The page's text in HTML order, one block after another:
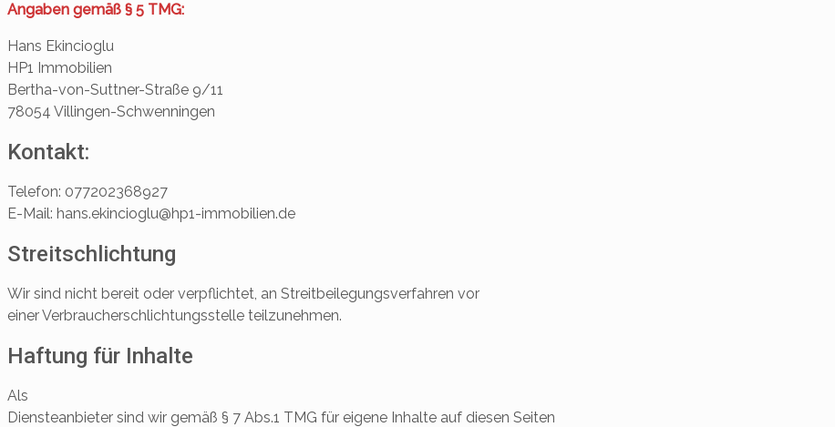
Angaben gemäß § 5 TMG:
Hans Ekincioglu
HP1 Immobilien
Bertha-von-Suttner-Straße 9/11
78054 Villingen-Schwenningen
Kontakt:
Telefon: 077202368927
E-Mail: hans.ekincioglu@hp1-immobilien.de
Streitschlichtung
Wir sind nicht bereit oder verpflichtet, an Streitbeilegungsverfahren vor
einer Verbraucherschlichtungsstelle teilzunehmen.
Haftung für Inhalte
Als
Diensteanbieter sind wir gemäß § 7 Abs.1 TMG für eigene Inhalte auf diesen Seiten